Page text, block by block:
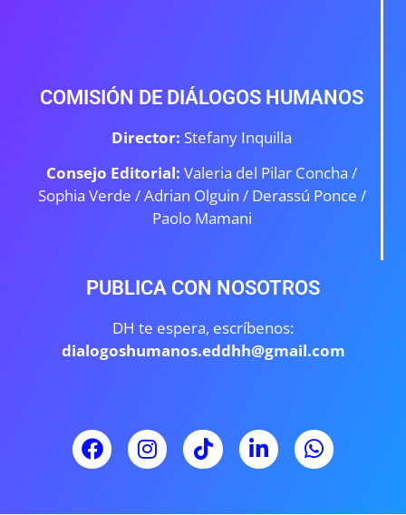
COMISIÓN DE DIÁLOGOS HUMANOS
Director: Stefany Inquilla
Consejo Editorial: Valeria del Pilar Concha /
Sophia Verde /Adrian Olguin / Derassú Ponce /
Paolo Mamani
PUBLICA CON NOSOTROS
DH te espera, escríbenos:
dialogoshumanos.eddhh@gmail.com